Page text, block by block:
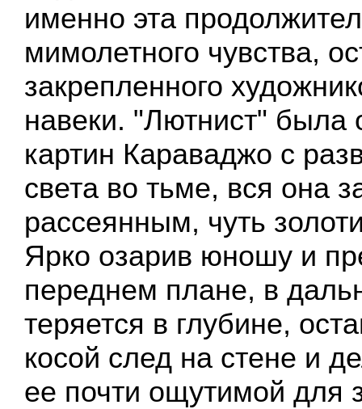
именно эта
мимолетного чувства,
закрепленного
навеки. "Лютнист" была
картин Караваджо с
света во тьме, вся она
рассеянным, чуть
Ярко озарив юношу и
переднем плане, в
теряется в глубине,
косой след на стене и
ее почти ощутимой для